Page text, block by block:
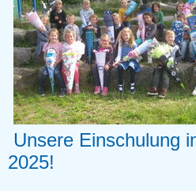
Unsere
2025!